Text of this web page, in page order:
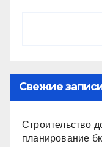
Свежие
Строительство
планирование